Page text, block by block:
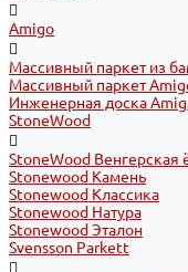
Amigo
Массивный паркет из
Массивный паркет
Инженерная доска
StoneWood
StoneWood Венгерская
Stonewood Камень
Stonewood Классика
Stonewood Натура
Stonewood Эталон
Svensson Parkett